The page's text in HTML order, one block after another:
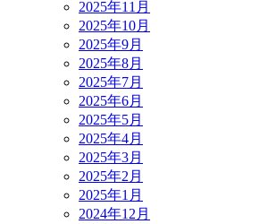
2025年11月
2025年10月
2025年9月
2025年8月
2025年7月
2025年6月
2025年5月
2025年4月
2025年3月
2025年2月
2025年1月
2024年12月